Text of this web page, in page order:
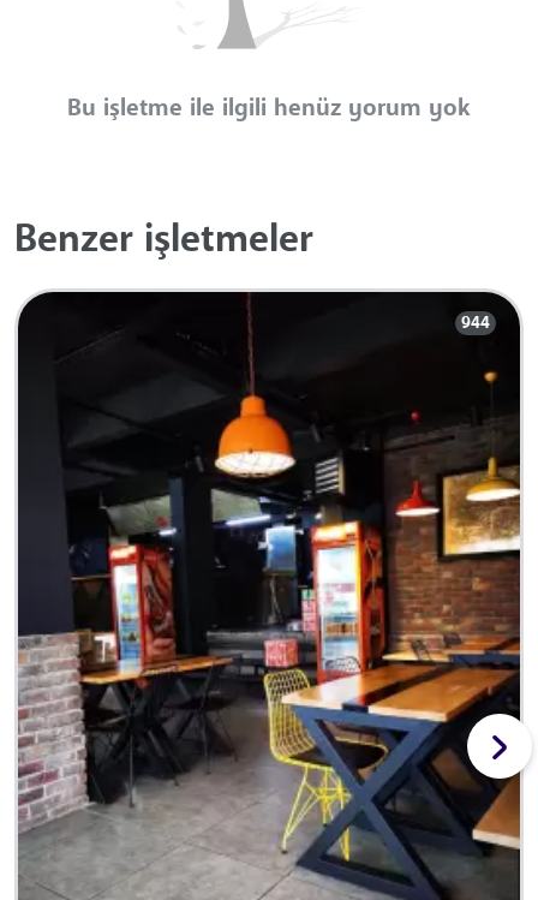
Bu işletme ile ilgili henüz yorum yok
Benzer işletmeler
944